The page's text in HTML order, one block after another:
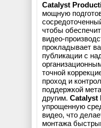
Catalyst
мощную
чтобы
видео-
прокладывает
публикации с
точной
проход и
поддержкой
другим. Catalyst
упрощенную
видео, что
монтажа